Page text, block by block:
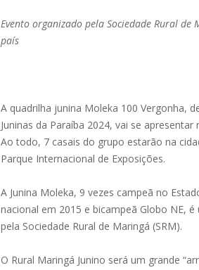
Evento organizado pela Sociedade Rural
país
A quadrilha junina Moleka 100 Vergonha,
Juninas da Paraíba 2024, vai se
Ao todo, 7 casais do grupo estarão na
Parque Internacional de Exposições.
A Junina Moleka, 9 vezes campeã no
nacional em 2015 e bicampeã Globo NE,
pela Sociedade Rural de Maringá (SRM).
O Rural Maringá Junino será um grande